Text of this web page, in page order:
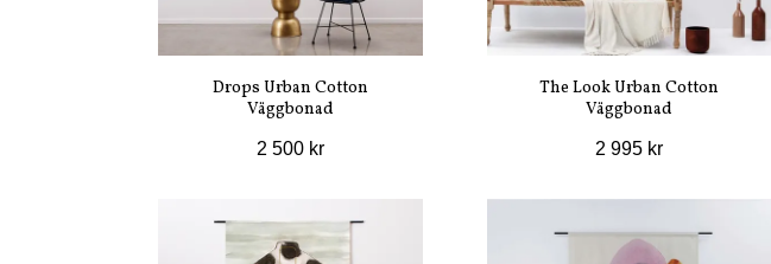
Drops Urban Cotton
Väggbonad
2 500 kr
The Look Urban Cotton
Väggbonad
2 995 kr